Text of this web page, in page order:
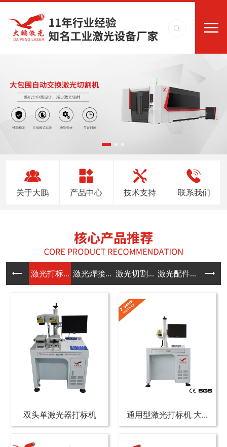
关于大鹏 产品中心 技术支持 联系我们
激光打标... 激光焊接... 激光切割... 激光配件...
双头单激光器打标机 通用型激光打标机 大...